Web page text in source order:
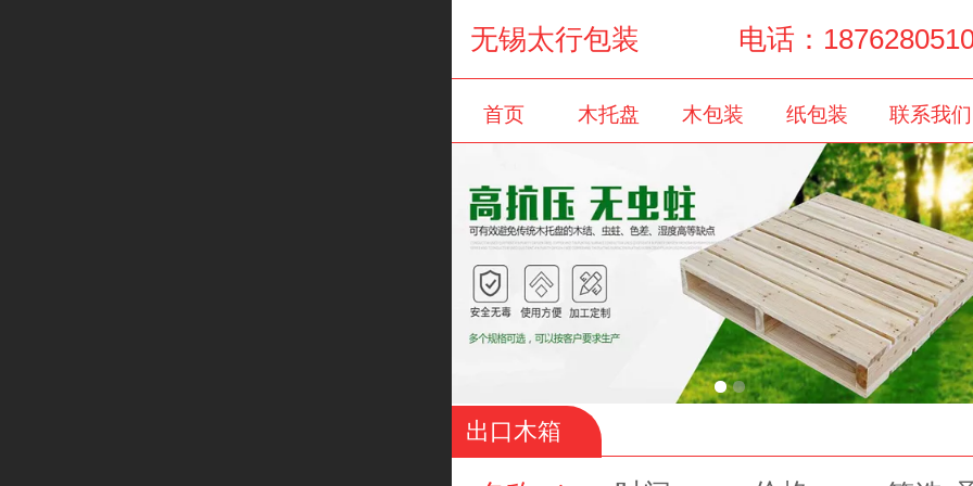
无锡太行包装 电话：
首页 木托盘 木包装 纸包装 联系我们
出口木箱